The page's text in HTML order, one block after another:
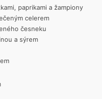
paprikami a žampiony
celerem
česneku
a sýrem